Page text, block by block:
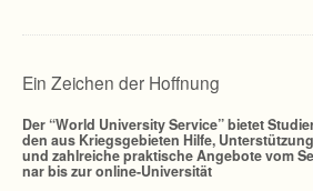
Ein Zeichen der Hoffnung
Der “World Uni­ver­sity Ser­vice” bie­tet
den aus Kriegs­ge­bie­ten Hilfe, Unter­stüt­zung
und zahl­rei­che prak­ti­sche Ange­bote vom
nar bis zur online-Universität